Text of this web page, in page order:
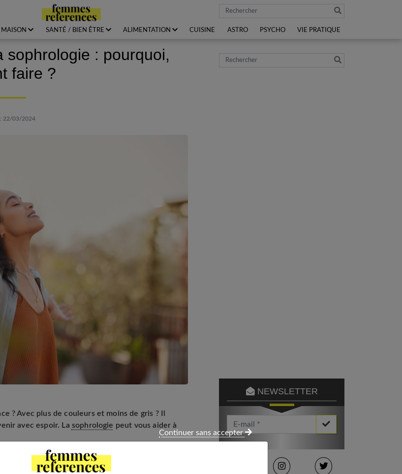
Rechercher
MAISON SANTÉ / BIEN ÊTRE ALIMENTATION CUISINE ASTRO PSYCHO VIE PRATIQUE
sophrologie : pourquoi,
faire ?
: 22/03/2024
? Avec plus de couleurs et moins de gris ? Il
avec espoir. La sophrologie peut vous aider à
depuis longtemps...
Rechercher
NEWSLETTER
Votre Email *
Continuer sans accepter